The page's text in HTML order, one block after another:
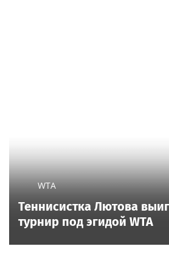
WTA
Теннисистка Лютова
турнир под эгидой WTA